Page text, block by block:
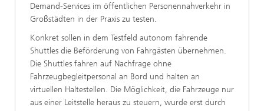
Demand-Services im öffentlichen Personennahverkehr in
Großstädten in der Praxis zu testen.
Konkret sollen in dem Testfeld autonom fahrende
Shuttles die Beförderung von Fahrgästen übernehmen.
Die Shuttles fahren auf Nachfrage ohne
Fahrzeugbegleitpersonal an Bord und halten an
virtuellen Haltestellen. Die Möglichkeit, die Fahrzeuge nur
aus einer Leitstelle heraus zu steuern, wurde erst durch